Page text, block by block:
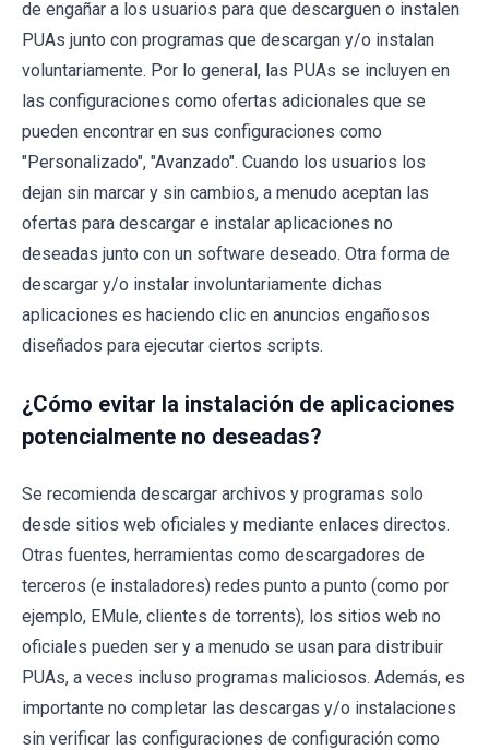
de engañar a los usuarios para que descarguen o instalen
PUAs junto con programas que descargan y/o instalan
voluntariamente. Por lo general, las PUAs se incluyen en
las configuraciones como ofertas adicionales que se
pueden encontrar en sus configuraciones como
"Personalizado", "Avanzado". Cuando los usuarios los
dejan sin marcar y sin cambios, a menudo aceptan las
ofertas para descargar e instalar aplicaciones no
deseadas junto con un software deseado. Otra forma de
descargar y/o instalar involuntariamente dichas
aplicaciones es haciendo clic en anuncios engañosos
diseñados para ejecutar ciertos scripts.
¿Cómo evitar la instalación de aplicaciones
potencialmente no deseadas?
Se recomienda descargar archivos y programas solo
desde sitios web oficiales y mediante enlaces directos.
Otras fuentes, herramientas como descargadores de
terceros (e instaladores) redes punto a punto (como por
ejemplo, EMule, clientes de torrents), los sitios web no
oficiales pueden ser y a menudo se usan para distribuir
PUAs, a veces incluso programas maliciosos. Además, es
importante no completar las descargas y/o instalaciones
sin verificar las configuraciones de configuración como